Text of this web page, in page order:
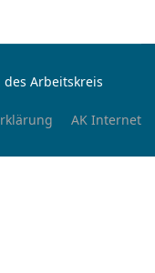
Arbeitskreis
AK Internet